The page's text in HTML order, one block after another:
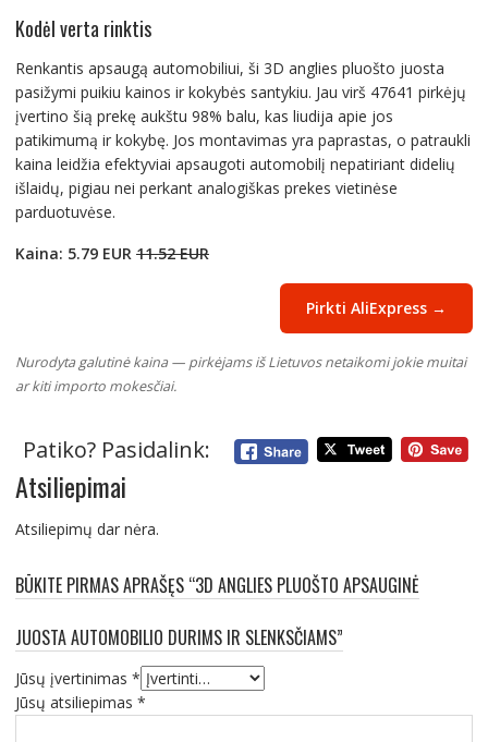
Kodėl verta rinktis
Renkantis apsaugą automobiliui, ši 3D anglies pluošto juosta
pasižymi puikiu kainos ir kokybės santykiu. Jau virš 47641 pirkėjų
įvertino šią prekę aukštu 98% balu, kas liudija apie jos
patikimumą ir kokybę. Jos montavimas yra paprastas, o patraukli
kaina leidžia efektyviai apsaugoti automobilį nepatiriant didelių
išlaidų, pigiau nei perkant analogiškas prekes vietinėse
parduotuvėse.
Kaina: 5.79 EUR 11.52 EUR
Pirkti AliExpress →
Nurodyta galutinė kaina — pirkėjams iš Lietuvos netaikomi jokie muitai
ar kiti importo mokesčiai.
Patiko? Pasidalink:
Atsiliepimai
Atsiliepimų dar nėra.
BŪKITE PIRMAS APRAŠĘS “3D ANGLIES PLUOŠTO APSAUGINĖ
JUOSTA AUTOMOBILIO DURIMS IR SLENKSČIAMS”
Jūsų įvertinimas *
Jūsų atsiliepimas *